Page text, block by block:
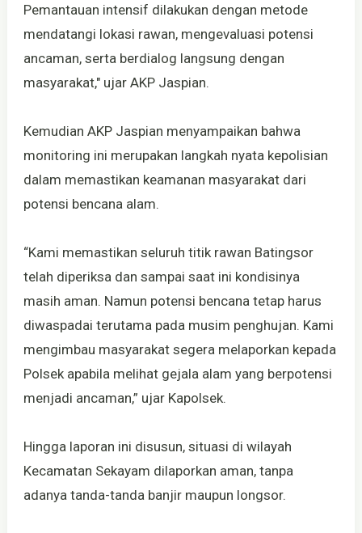
Pemantauan intensif dilakukan dengan metode
mendatangi lokasi rawan, mengevaluasi potensi
ancaman, serta berdialog langsung dengan
masyarakat," ujar AKP Jaspian.
Kemudian AKP Jaspian menyampaikan bahwa
monitoring ini merupakan langkah nyata kepolisian
dalam memastikan keamanan masyarakat dari
potensi bencana alam.
“Kami memastikan seluruh titik rawan Batingsor
telah diperiksa dan sampai saat ini kondisinya
masih aman. Namun potensi bencana tetap harus
diwaspadai terutama pada musim penghujan. Kami
mengimbau masyarakat segera melaporkan kepada
Polsek apabila melihat gejala alam yang berpotensi
menjadi ancaman,” ujar Kapolsek.
Hingga laporan ini disusun, situasi di wilayah
Kecamatan Sekayam dilaporkan aman, tanpa
adanya tanda-tanda banjir maupun longsor.